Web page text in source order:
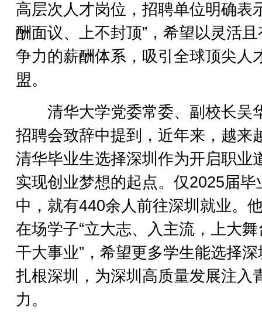
高层次人才岗位，招聘单位明确表
酬面议、上不封顶”，希望以灵活
争力的薪酬体系，吸引全球顶尖人
盟。
清华大学党委常委、副校长吴
招聘会致辞中提到，近年来，越来
清华毕业生选择深圳作为开启职业
实现创业梦想的起点。仅2025届毕
中，就有440余人前往深圳就业。
在场学子“立大志、入主流，上大
干大事业”，希望更多学生能选择
扎根深圳，为深圳高质量发展注入
力。